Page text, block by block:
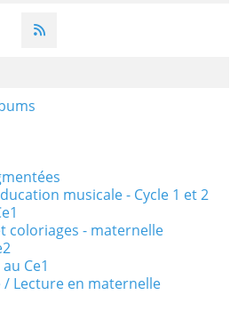
musicale - Cycle 1 et 2
coloriages - maternelle
Ce1
Lecture en maternelle